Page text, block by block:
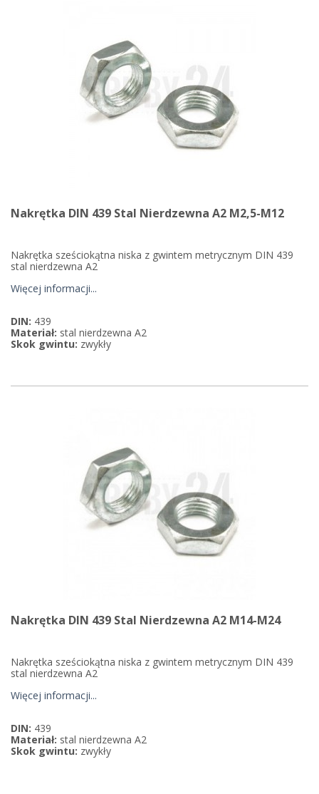
Nakrętka DIN 439 Stal Nierdzewna A2 M2,5-M12
Nakrętka sześciokątna niska z gwintem metrycznym DIN 439
stal nierdzewna A2
Więcej informacji...
DIN: 439
Materiał: stal nierdzewna A2
Skok gwintu: zwykły
Nakrętka DIN 439 Stal Nierdzewna A2 M14-M24
Nakrętka sześciokątna niska z gwintem metrycznym DIN 439
stal nierdzewna A2
Więcej informacji...
DIN: 439
Materiał: stal nierdzewna A2
Skok gwintu: zwykły